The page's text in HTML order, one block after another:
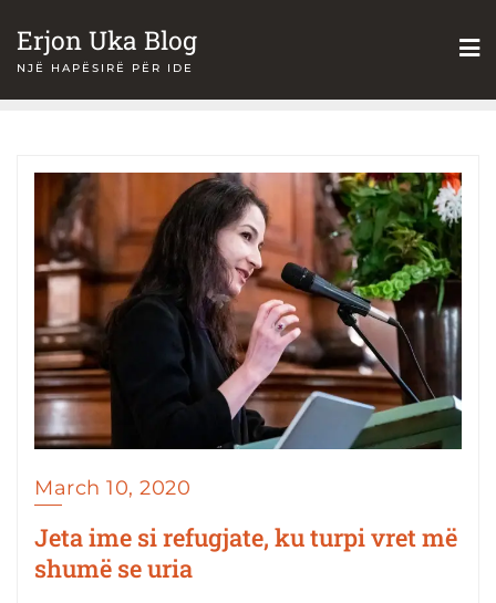
toErjon Uka Blog
NJË HAPËSIRË PËR IDE
March 10, 2020
Jeta ime si refugjate, ku turpi vret më
shumë se uria